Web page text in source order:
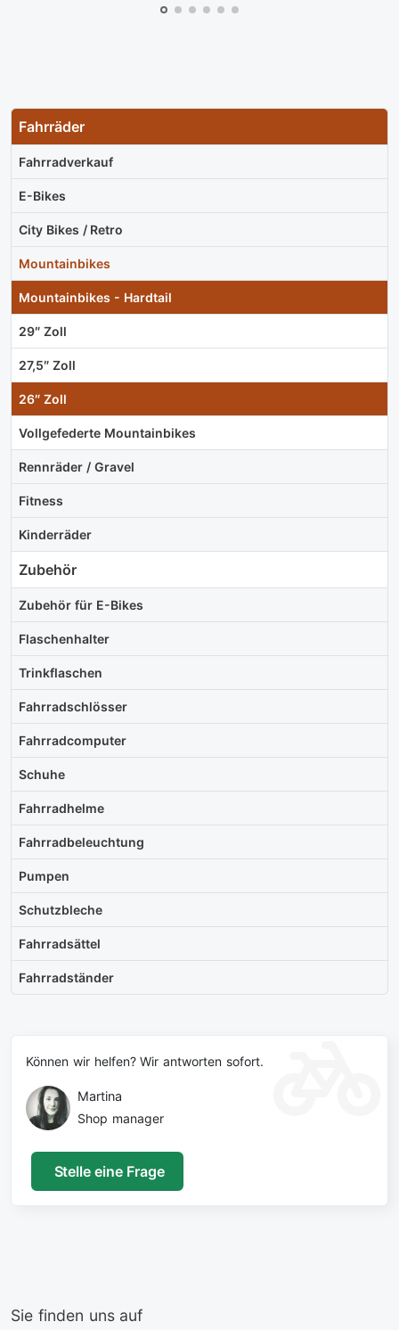
Fahrräder
Fahrradverkauf
E-Bikes
City Bikes / Retro
Mountainbikes
Mountainbikes - Hardtail
29″ Zoll
27,5″ Zoll
26″ Zoll
Vollgefederte Mountainbikes
Rennräder / Gravel
Fitness
Kinderräder
Zubehör
Zubehör für E-Bikes
Flaschenhalter
Trinkflaschen
Fahrradschlösser
Fahrradcomputer
Schuhe
Fahrradhelme
Fahrradbeleuchtung
Pumpen
Schutzbleche
Fahrradsättel
Fahrradständer
Können wir helfen? Wir antworten sofort.
Martina
Shop manager
Stelle eine Frage
Sie finden uns auf